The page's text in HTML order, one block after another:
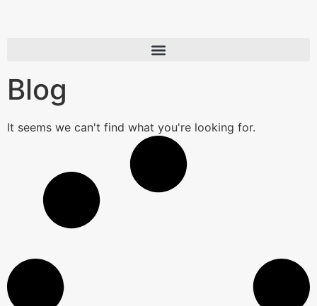
Blog
It seems we can't find what you're looking for.